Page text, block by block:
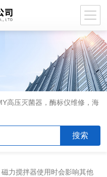
高压灭菌器，酶标仪维修，海
磁力搅拌器使用时会影响其他